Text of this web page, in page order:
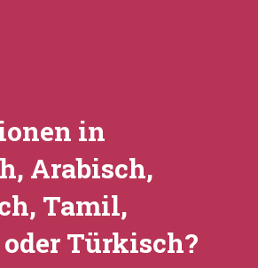
in
Arabisch,
Tamil,
Türkisch?